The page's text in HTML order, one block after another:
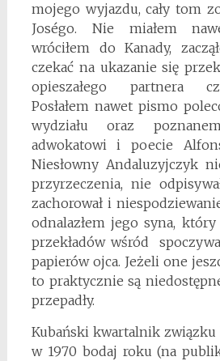
mojego wyjazdu, cały tom
Joségo. Nie miałem
wróciłem do Kanady,
czekać na ukazanie się
opieszałego partnera
Posłałem nawet pismo
wydziału oraz
adwokatowi i poecie
Niesłowny Andaluzyjczyk
przyrzeczenia, nie
zachorował i
odnalazłem jego syna, który
przekładów wśród
papierów ojca. Jeżeli one
to praktycznie są
przepadły.
Kubański kwartalnik
w 1970 bodaj roku (na